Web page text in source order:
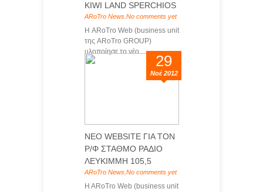
KIWI LAND SPERCHIOS
ARoTro News No comments yet
H ARoTro Web (business unit
της ARoTro GROUP)
υλοποίησε το νέο...
29
Νοέ 2012
ΝΕΟ WEBSITE ΓΙΑ ΤΟΝ
Ρ/Φ ΣΤΑΘΜΟ ΡΑΔΙΟ
ΛΕΥΚΙΜΜΗ 105,5
ARoTro News No comments yet
H ARoTro Web (business unit